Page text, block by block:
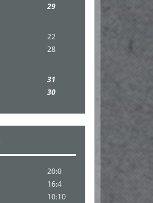
29
22
28
31
30
20:0
16:4
10:10